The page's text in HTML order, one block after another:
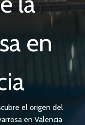
en
el origen del
en Valencia